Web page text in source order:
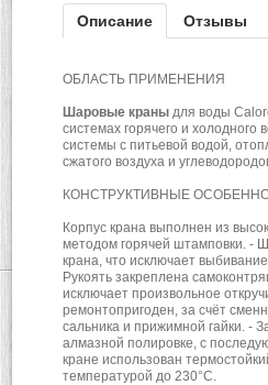
Описание Отзывы
ОБЛАСТЬ ПРИМЕНЕНИЯ
Шаровые краныдля воды
системах горячего и холодного
системы с питьевой водой,
сжатого воздуха и
КОНСТРУКТИВНЫЕ
Корпус крана выполнен из
методом горячей штамповки. -
крана, что исключает
Рукоять закреплена
исключает произвольное
ремонтопригоден, за счёт
сальника и прижимной гайки. -
алмазной полировке, с
кране использован
температурой до 230°С.